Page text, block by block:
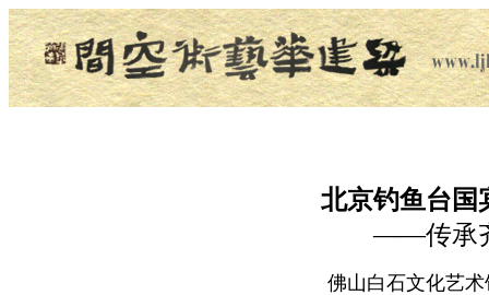
北京钓鱼台国
——传承
佛山白石文化艺